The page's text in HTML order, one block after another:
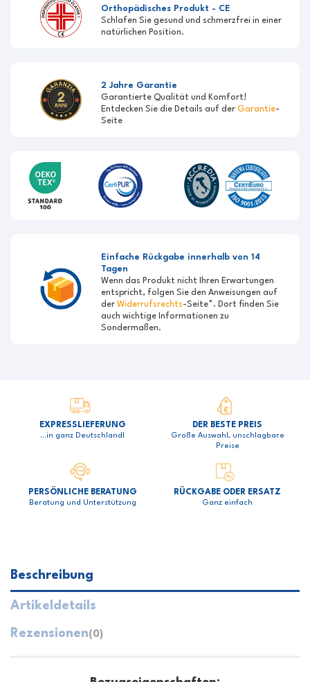
Orthopädisches Produkt - CE
Schlafen Sie gesund und schmerzfrei in einer
natürlichen Position.
2 Jahre Garantie
Garantierte Qualität und Komfort!
Entdecken Sie die Details auf derGarantie-
Seite
Einfache Rückgabe innerhalb von 14
Tagen
Wenn das Produkt nicht Ihren Erwartungen
entspricht, folgen Sie den Anweisungen auf
derWiderrufsrechts-Seite*. Dort finden Sie
auch wichtige Informationen zu
Sondermaßen.
EXPRESSLIEFERUNG
…in ganz Deutschland!
DER BESTE PREIS
Große Auswahl, unschlagbare
Preise
PERSÖNLICHE BERATUNG
Beratung und Unterstützung
RÜCKGABE ODER ERSATZ
Ganz einfach
Beschreibung
Artikeldetails
Rezensionen(0)